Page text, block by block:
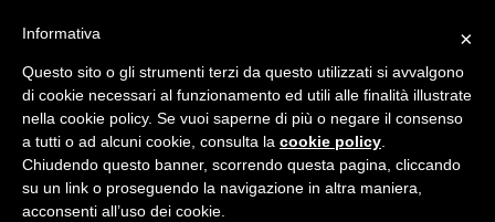
×
Informativa
Questo sito o gli strumenti terzi da questo utilizzati si avvalgono
di cookie necessari al funzionamento ed utili alle finalità illustrate
nella cookie policy. Se vuoi saperne di più o negare il consenso
a tutti o ad alcuni cookie, consulta la cookie policy.
Chiudendo questo banner, scorrendo questa pagina, cliccando
su un link o proseguendo la navigazione in altra maniera,
acconsenti all’uso dei cookie.